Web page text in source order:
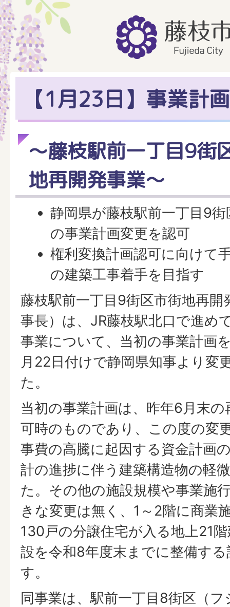
【1月23日】事業計
～藤枝駅前一丁目9街
地再開発事業～
静岡県が藤枝駅前一丁目9
の事業計画変更を認可
権利変換計画認可に向けて
の建築工事着手を目指す
藤枝駅前一丁目9街区市街地再開
事長）は、JR藤枝駅北口で進め
事業について、当初の事業計画
月22日付けで静岡県知事より変
た。
当初の事業計画は、昨年6月末の
可時のものであり、この度の変
事費の高騰に起因する資金計画
計の進捗に伴う建築構造物の軽
た。その他の施設規模や事業施
きな変更は無く、1～2階に商業
130戸の分譲住宅が入る地上21
設を令和8年度末までに整備す
す。
同事業は、駅前一丁目8街区（